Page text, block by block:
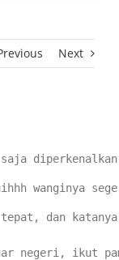
Next
saja
wanginya
dan
negeri, ikut